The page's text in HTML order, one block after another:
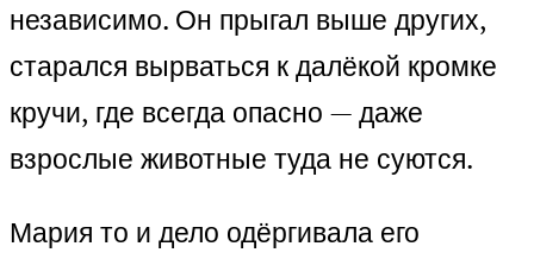
независимо. Он прыгал выше других,
старался вырваться к далёкой кромке
кручи, где всегда опасно — даже
взрослые животные туда не суются.
Мария то и дело одёргивала его